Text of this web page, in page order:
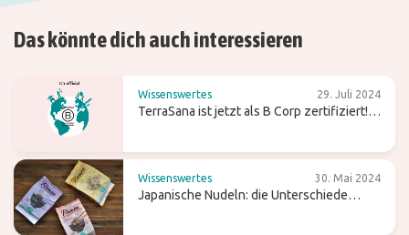
Das könnte dich auch interessieren
Wissenswertes 29. Juli 2024
TerraSana ist jetzt als B Corp zertifiziert!
Wissenswertes 30. Mai 2024
Japanische Nudeln: die Unterschiede